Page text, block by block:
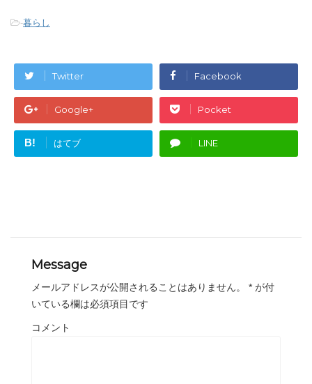
-暮らし
Twitter Facebook
Google+ Pocket
B! はてブ LINE
Message
メールアドレスが公開されることはありません。 * が付
いている欄は必須項目です
コメント